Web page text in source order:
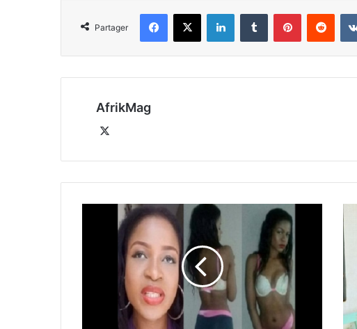
Partager
Facebook
X LinkedinTumblr Pinterest
AfrikMag